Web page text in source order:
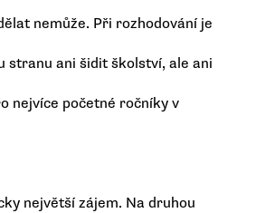
nemůže. Při rozhodování je
stranu ani šidit školství, ale ani
nejvíce početné ročníky v
největší zájem. Na druhou